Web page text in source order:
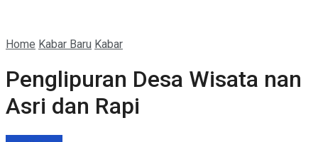
Home Kabar Baru Kabar
Penglipuran Desa Wisata nan
Asri dan Rapi